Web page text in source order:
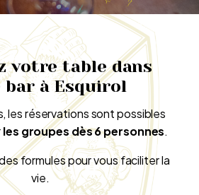
votre table dans
à Esquirol
les réservations sont possibles
les groupes dès 6 personnes.
formules pour vous faciliter la
vie.